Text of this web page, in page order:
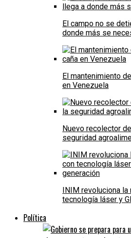
El campo no se
donde más se
El mantenimiento
en Venezuela
Nuevo recolector
seguridad
INIM revoluciona la
tecnología láser y
Política